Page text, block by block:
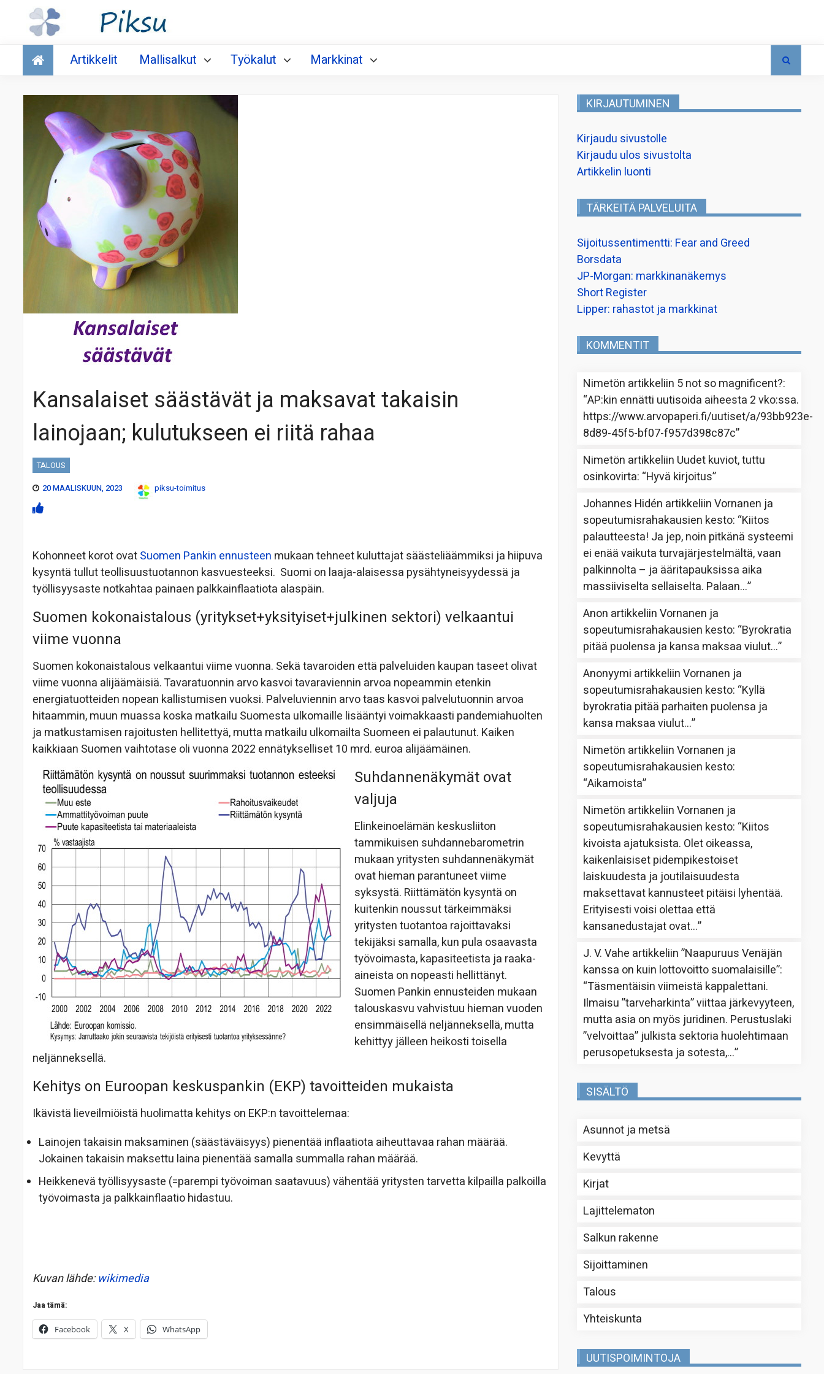
Talous
Artikkelit Mallisalkut Työkalut Markkinat
Kansalaiset säästävät ja maksavat takaisin
lainojaan; kulutukseen ei riitä rahaa
TALOUS
20 MAALISKUUN, 2023
piksu-toimitus
Kohonneet korot ovatSuomen Pankin ennusteen mukaan tehneet kuluttajat säästeliäämmiksi ja hiipuva
kysyntä tullut teollisuustuotannon kasvuesteeksi. Suomi on laaja-alaisessa pysähtyneisyydessä ja
työllisyysaste notkahtaa painaen palkkainflaatiota alaspäin.
Suomen kokonaistalous (yritykset+yksityiset+julkinen sektori) velkaantui
viime vuonna
Suomen kokonaistalous velkaantui viime vuonna. Sekä tavaroiden että palveluiden kaupan taseet olivat
viime vuonna alijäämäisiä. Tavaratuonnin arvo kasvoi tavaraviennin arvoa nopeammin etenkin
energiatuotteiden nopean kallistumisen vuoksi. Palveluviennin arvo taas kasvoi palvelutuonnin arvoa
hitaammin, muun muassa koska matkailu Suomesta ulkomaille lisääntyi voimakkaasti pandemiahuolten
ja matkustamisen rajoitusten hellitettyä, mutta matkailu ulkomailta Suomeen ei palautunut. Kaiken
kaikkiaan Suomen vaihtotase oli vuonna 2022 ennätykselliset 10 mrd. euroa alijäämäinen.
Suhdannenäkymät ovat
valjuja
Elinkeinoelämän keskusliiton
tammikuisen suhdannebarometrin
mukaan yritysten suhdannenäkymät
ovat hieman parantuneet viime
syksystä. Riittämätön kysyntä on
kuitenkin noussut tärkeimmäksi
yritysten tuotantoa rajoittavaksi
tekijäksi samalla, kun pula osaavasta
työvoimasta, kapasiteetista ja raaka-
aineista on nopeasti hellittänyt.
Suomen Pankin ennusteiden mukaan
talouskasvu vahvistuu hieman vuoden
ensimmäisellä neljänneksellä, mutta
kehittyy jälleen heikosti toisella
neljänneksellä.
Kehitys on Euroopan keskuspankin (EKP) tavoitteiden mukaista
Ikävistä lieveilmiöistä huolimatta kehitys on EKP:n tavoittelemaa:
Lainojen takaisin maksaminen (säästäväisyys) pienentää inflaatiota aiheuttavaa rahan määrää.
Jokainen takaisin maksettu laina pienentää samalla summalla rahan määrää.
Heikkenevä työllisyysaste (=parempi työvoiman saatavuus) vähentää yritysten tarvetta kilpailla palkoilla
työvoimasta ja palkkainflaatio hidastuu.
Kuvan lähde:wikimedia
Jaa tämä:
Facebook X WhatsApp
KIRJAUTUMINEN
Kirjaudu sivustolle
Kirjaudu ulos sivustolta
Artikkelin luonti
TÄRKEITÄ PALVELUITA
Sijoitussentimentti: Fear and Greed
Borsdata
JP-Morgan: markkinanäkemys
Short Register
Lipper: rahastot ja markkinat
KOMMENTIT
Nimetön artikkeliin 5 not so magnificent?:
“AP:kin ennätti uutisoida aiheesta 2 vko:ssa.
https://www.arvopaperi.fi/uutiset/a/93bb923e-
8d89-45f5-bf07-f957d398c87c”
Nimetön artikkeliin Uudet kuviot, tuttu
osinkovirta: “Hyvä kirjoitus”
Johannes Hidén artikkeliinVornanen ja
sopeutumisrahakausien kesto: “Kiitos
palautteesta! Ja jep, noin pitkänä systeemi
ei enää vaikuta turvajärjestelmältä, vaan
palkinnolta – ja ääritapauksissa aika
massiiviselta sellaiselta. Palaan…”
Anon artikkeliinVornanen ja
sopeutumisrahakausien kesto: “Byrokratia
pitää puolensa ja kansa maksaa viulut…”
Anonyymi artikkeliinVornanen ja
sopeutumisrahakausien kesto: “Kyllä
byrokratia pitää parhaiten puolensa ja
kansa maksaa viulut…”
Nimetön artikkeliinVornanen ja
sopeutumisrahakausien kesto:
“Aikamoista”
Nimetön artikkeliinVornanen ja
sopeutumisrahakausien kesto: “Kiitos
kivoista ajatuksista. Olet oikeassa,
kaikenlaisiset pidempikestoiset
laiskuudesta ja joutilaisuudesta
maksettavat kannusteet pitäisi lyhentää.
Erityisesti voisi olettaa että
kansanedustajat ovat…”
J. V. Vahe artikkeliin”Naapuruus Venäjän
kanssa on kuin lottovoitto suomalaisille”:
“Täsmentäisin viimeistä kappalettani.
Ilmaisu ”tarveharkinta” viittaa järkevyyteen,
mutta asia on myös juridinen. Perustuslaki
”velvoittaa” julkista sektoria huolehtimaan
perusopetuksesta ja sotesta,…”
SISÄLTÖ
Asunnot ja metsä
Kevyttä
Kirjat
Lajittelematon
Salkun rakenne
Sijoittaminen
Talous
Yhteiskunta
UUTISPOIMINTOJA